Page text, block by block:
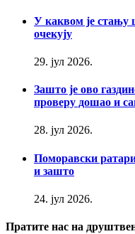
У каквом је стању
очекују
29. јул 2026.
Зашто је ово
проверу дошао и
28. јул 2026.
Поморавски
и зашто
24. јул 2026.
Пратите нас на